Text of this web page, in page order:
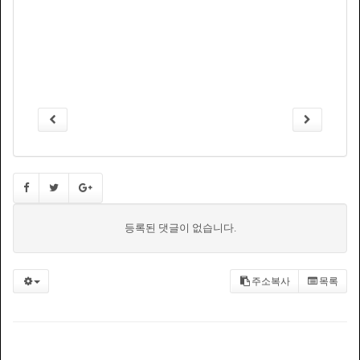
등록된 댓글이 없습니다.
주소복사 목록